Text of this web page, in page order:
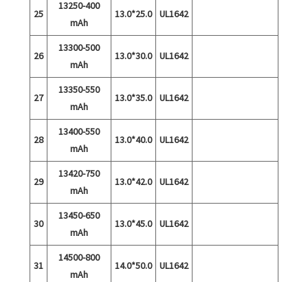
25
13250-400
mAh
13.0*25.0 UL1642
26
13300-500
mAh
13.0*30.0 UL1642
27
13350-550
mAh
13.0*35.0 UL1642
28
13400-550
mAh
13.0*40.0 UL1642
29
13420-750
mAh
13.0*42.0 UL1642
30
13450-650
mAh
13.0*45.0 UL1642
31
14500-800
mAh
14.0*50.0 UL1642